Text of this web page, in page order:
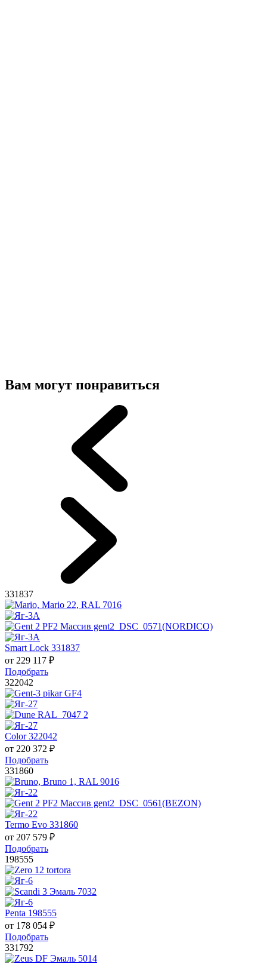
Вам могут понравиться
331837
Smart Lock 331837
от 229 117 ₽
Подобрать
322042
Color 322042
от 220 372 ₽
Подобрать
331860
Termo Evo 331860
от 207 579 ₽
Подобрать
198555
Penta 198555
от 178 054 ₽
Подобрать
331792